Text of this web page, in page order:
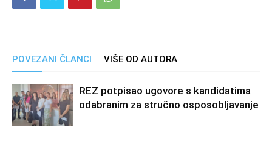
POVEZANI ČLANCI VIŠE OD AUTORA
REZ potpisao ugovore s kandidatima
odabranim za stručno osposobljavanje